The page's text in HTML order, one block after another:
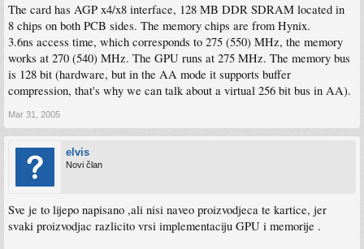
The card has AGP x4/x8 interface, 128 MB DDR SDRAM located in
8 chips on both PCB sides. The memory chips are from Hynix.
3.6ns access time, which corresponds to 275 (550) MHz, the memory
works at 270 (540) MHz. The GPU runs at 275 MHz. The memory bus
is 128 bit (hardware, but in the AA mode it supports buffer
compression, that's why we can talk about a virtual 256 bit bus in AA).
Mar 31, 2005
elvis
Novi član
Sve je to lijepo napisano ,ali nisi naveo proizvodjeca te kartice, jer
svaki proizvodjac razlicito vrsi implementaciju GPU i memorije .